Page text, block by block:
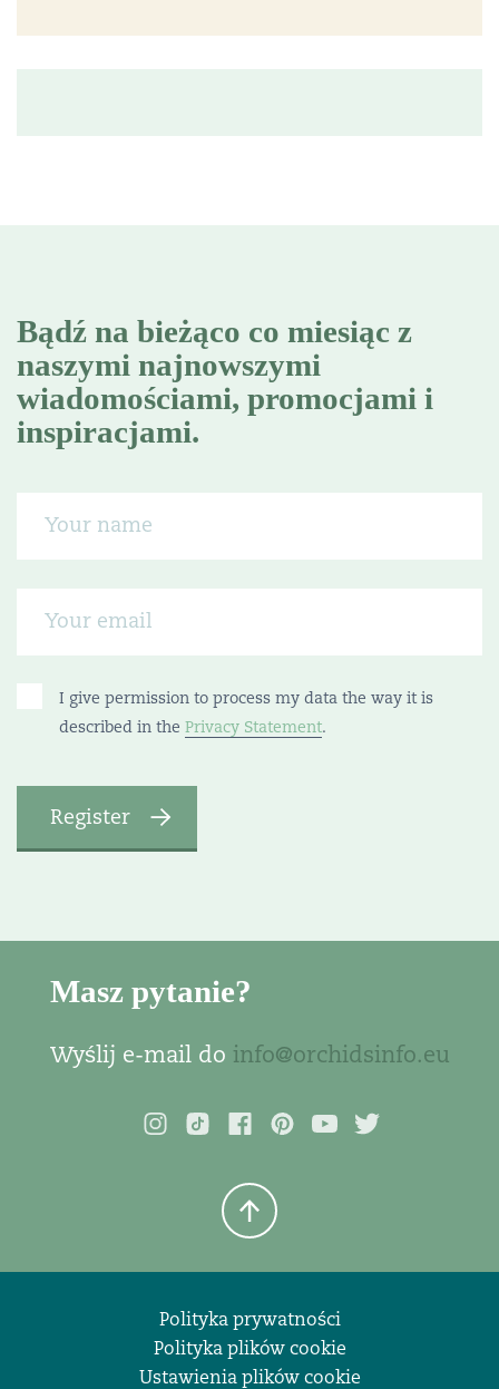
Bądź na bieżąco co miesiąc z
naszymi najnowszymi
wiadomościami, promocjami i
inspiracjami.
I give permission to process my data the way it is
described in the Privacy Statement.
Masz pytanie?
Wyślij e-mail do info@orchidsinfo.eu
Polityka prywatności
Polityka plików cookie
Ustawienia plików cookie